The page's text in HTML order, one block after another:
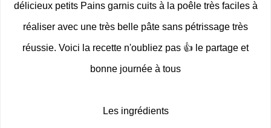
délicieux petits Pains garnis cuits à la poêle très faciles à
réaliser avec une très belle pâte sans pétrissage très
réussie. Voici la recette n'oubliez pas 👍 le partage et
bonne journée à tous
Les ingrédients